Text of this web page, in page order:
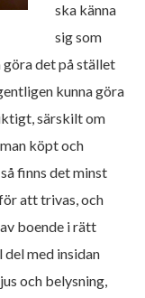
ska känna
sig som
göra det på stället
kunna göra
särskilt om
köpt och
finns det minst
att trivas, och
boende i rätt
del med insidan
och belysning,